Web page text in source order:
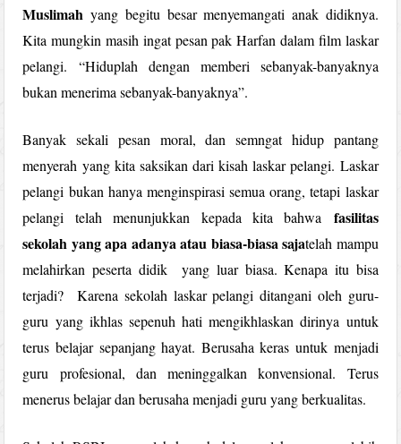
Muslimah yang begitu besar menyemangati anak didiknya.
Kita mungkin masih ingat pesan pak Harfan dalam film laskar
pelangi. “Hiduplah dengan memberi sebanyak-banyaknya
bukan menerima sebanyak-banyaknya”.
Banyak sekali pesan moral, dan semngat hidup pantang
menyerah yang kita saksikan dari kisah laskar pelangi. Laskar
pelangi bukan hanya menginspirasi semua orang, tetapi laskar
pelangi telah menunjukkan kepada kita bahwa fasilitas
sekolah yang apa adanya atau biasa-biasa sajatelah mampu
melahirkan peserta didik yang luar biasa. Kenapa itu bisa
terjadi? Karena sekolah laskar pelangi ditangani oleh guru-
guru yang ikhlas sepenuh hati mengikhlaskan dirinya untuk
terus belajar sepanjang hayat. Berusaha keras untuk menjadi
guru profesional, dan meninggalkan konvensional. Terus
menerus belajar dan berusaha menjadi guru yang berkualitas.